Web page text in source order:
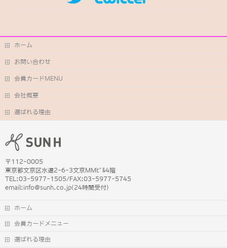
ホーム
お問い合わせ
会員カードMENU
会社概要
選ばれる理由
〒112-0005
東京都文京区水道2-6-3文京MMﾋﾞﾙ4階
TEL:03-5977-1505/FAX:03-5977-5745
email:info@sunh.co.jp(24時間受付)
ホーム
会員カードメニュー
選ばれる理由